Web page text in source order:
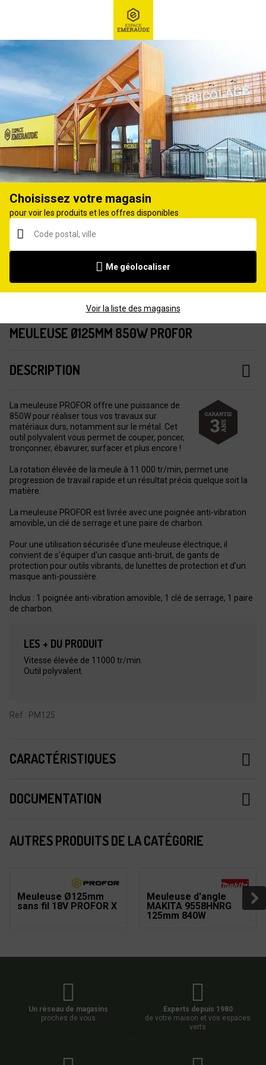
Ex : Robot tondeuse, ...
Meuleuse électrique
MEULEUSE Ø125MM 850W PROFOR
DESCRIPTION
La meuleuse PROFOR offre une puissance de
850W pour réaliser tous vos travaux sur
matériaux durs, notamment sur le métal. Cet
outil polyvalent vous permet de couper, poncer,
tronçonner, ébavurer, surfacer et plus encore !
La rotation élevée de la meule à 11 000 tr/min, permet une
progression de travail rapide et un résultat précis quelque soit la
matière.
La meuleuse PROFOR est livrée avec une poignée anti-vibration
amovible, un clé de serrage et une paire de charbon.
Pour une utilisation sécurisée d'une meuleuse électrique, il
convient de s'équiper d'un casque anti-bruit, de gants de
protection pour outils vibrants, de lunettes de protection et d'un
masque anti-poussière.
Inclus : 1 poignée anti-vibration amovible, 1 clé de serrage, 1 paire
de charbon.
LES + DU PRODUIT
Vitesse élevée de 11000 tr/min.
Outil polyvalent.
Ref : PM125
CARACTÉRISTIQUES
DOCUMENTATION
AUTRES PRODUITS DE LA CATÉGORIE
Meuleuse Ø125mm
sans fil 18V PROFOR X
Meuleuse d'angle
MAKITA 9558HNRG
125mm 840W
Un réseau de magasins
proches de vous
Experts depuis 1980
de votre maison et vos espaces
verts
Choisissez votre magasin
pour voir les produits et les offres disponibles
Me géolocaliser
Voir la liste des magasins